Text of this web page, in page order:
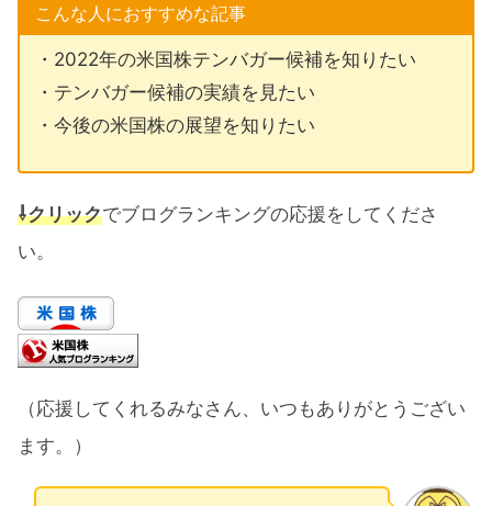
こんな人におすすめな記事
・2022年の米国株テンバガー候補を知りたい
・テンバガー候補の実績を見たい
・今後の米国株の展望を知りたい
⇩クリックでブログランキングの応援をしてくださ
い。
（応援してくれるみなさん、いつもありがとうござい
ます。）